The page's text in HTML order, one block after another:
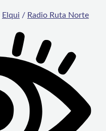
Elqui / Radio Ruta Norte